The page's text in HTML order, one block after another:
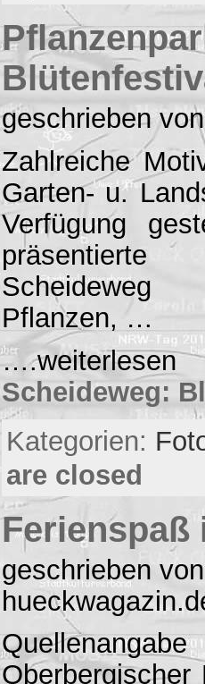
geschrieben
Zahlreiche
Garten- u.
Verfügung
Scheideweg
Pflanzen, …
Scheideweg:
Kategorien:
are closed
Ferienspaß
geschrieben
Oberbergischer